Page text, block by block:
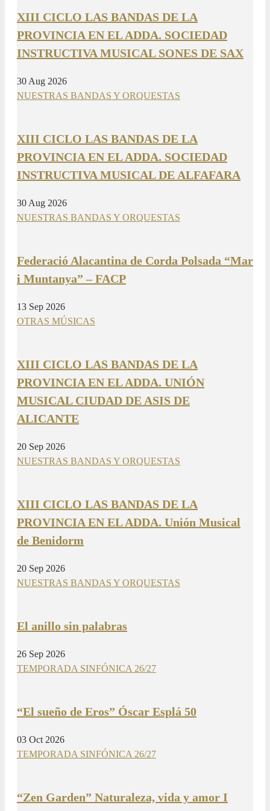
XIII CICLO LAS BANDAS DE LA
PROVINCIA EN EL ADDA. SOCIEDAD
INSTRUCTIVA MUSICAL SONES DE SAX
30 Aug 2026
NUESTRAS BANDAS Y ORQUESTAS
XIII CICLO LAS BANDAS DE LA
PROVINCIA EN EL ADDA. SOCIEDAD
INSTRUCTIVA MUSICAL DE ALFAFARA
30 Aug 2026
NUESTRAS BANDAS Y ORQUESTAS
Federació Alacantina de Corda Polsada “Mar
i Muntanya” – FACP
13 Sep 2026
OTRAS MÚSICAS
XIII CICLO LAS BANDAS DE LA
PROVINCIA EN EL ADDA. UNIÓN
MUSICAL CIUDAD DE ASIS DE
ALICANTE
20 Sep 2026
NUESTRAS BANDAS Y ORQUESTAS
XIII CICLO LAS BANDAS DE LA
PROVINCIA EN EL ADDA. Unión Musical
de Benidorm
20 Sep 2026
NUESTRAS BANDAS Y ORQUESTAS
El anillo sin palabras
26 Sep 2026
TEMPORADA SINFÓNICA 26/27
“El sueño de Eros” Óscar Esplá 50
03 Oct 2026
TEMPORADA SINFÓNICA 26/27
“Zen Garden” Naturaleza, vida y amor I